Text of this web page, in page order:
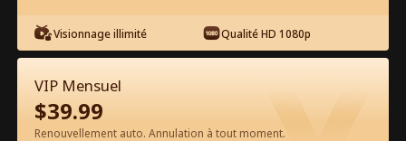
Visionnage illimité Qualité HD 1080p
VIP Mensuel
$39.99
Renouvellement auto. Annulation à tout moment.